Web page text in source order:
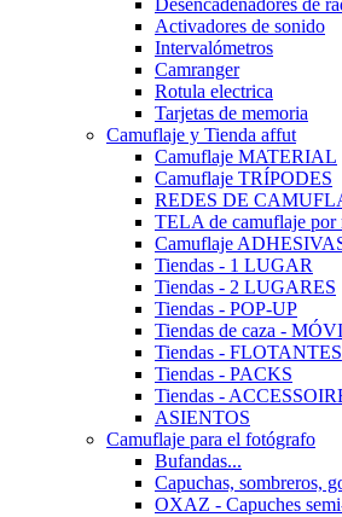
Desencadenadores de
Activadores de sonido
Intervalómetros
Camranger
Rotula electrica
Tarjetas de memoria
Camuflaje y Tienda affut
Camuflaje MATERIAL
Camuflaje TRÍPODES
REDES DE
TELA de camuflaje por
Camuflaje
Tiendas - 1 LUGAR
Tiendas - 2 LUGARES
Tiendas - POP-UP
Tiendas de caza -
Tiendas - FLOTANTES
Tiendas - PACKS
Tiendas -
ASIENTOS
Camuflaje para el fotógrafo
Bufandas...
Capuchas, sombreros,
OXAZ - Capuches